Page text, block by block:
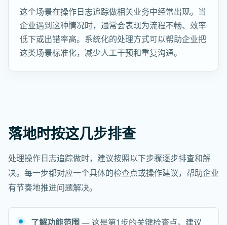
这个场景在操作日志追踪做相关业务中经常出现。当
企业遇到这种情况时，通常会表现为流程不畅、效率
低下或出错率高。系统化的处理方式可以帮助企业把
这类场景标准化，减少人工干预和重复沟通。
落地时按这几步排查
处理操作日志追踪做时，建议按照以下步骤逐步排查和解
决。每一步都对应一个具体的检查点或操作建议，帮助企业
有节奏地推进问题解决。
了解功能范围 — 这是第1步的关键检查点。建议